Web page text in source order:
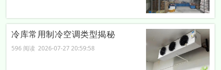
冷库常用制冷空调类型揭秘
596 阅读 2026-07-27 20:59:58